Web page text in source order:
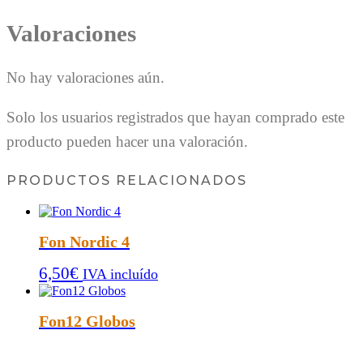
Valoraciones
No hay valoraciones aún.
Solo los usuarios registrados que hayan comprado este
producto pueden hacer una valoración.
PRODUCTOS RELACIONADOS
Fon Nordic 4
6,50€ IVA incluído
Fon12 Globos